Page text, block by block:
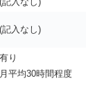
(記入なし)
有り
月平均30時間程度